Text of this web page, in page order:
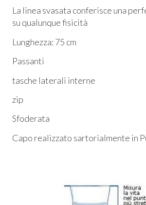
La linea svasata conferisce una
su qualunque fisicità
Lunghezza: 75 cm
Passanti
tasche laterali interne
zip
Sfoderata
Capo realizzato sartorialmente in